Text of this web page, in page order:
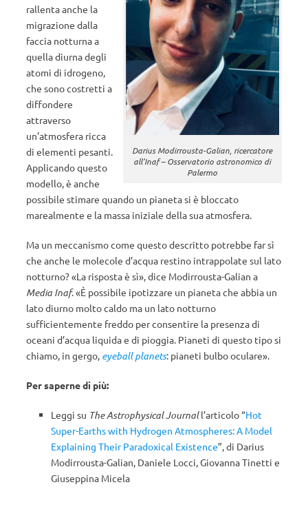
Darius Modirrousta-Galian, ricercatore
all’Inaf – Osservatorio astronomico di
Palermo
rallenta anche la
migrazione dalla
faccia notturna a
quella diurna degli
atomi di idrogeno,
che sono costretti a
diffondere
attraverso
un’atmosfera ricca
di elementi pesanti.
Applicando questo
modello, è anche
possibile stimare quando un pianeta si è bloccato
marealmente e la massa iniziale della sua atmosfera.
Ma un meccanismo come questo descritto potrebbe far sì
che anche le molecole d’acqua restino intrappolate sul lato
notturno? «La risposta è sì», dice Modirrousta-Galian a
Media Inaf. «È possibile ipotizzare un pianeta che abbia un
lato diurno molto caldo ma un lato notturno
sufficientemente freddo per consentire la presenza di
oceani d’acqua liquida e di pioggia. Pianeti di questo tipo si
chiamo, in gergo, eyeball planets: pianeti bulbo oculare».
Per saperne di più:
Leggi su The Astrophysical Journall’articolo “Hot
Super-Earths with Hydrogen Atmospheres: A Model
Explaining Their Paradoxical Existence”, di Darius
Modirrousta-Galian, Daniele Locci, Giovanna Tinetti e
Giuseppina Micela